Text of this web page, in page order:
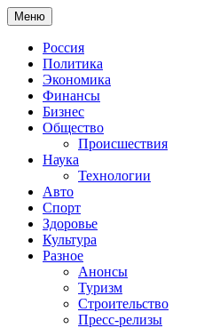
Меню
Россия
Политика
Экономика
Финансы
Бизнес
Общество
Происшествия
Наука
Технологии
Авто
Спорт
Здоровье
Культура
Разное
Анонсы
Туризм
Строительство
Пресс-релизы